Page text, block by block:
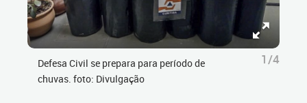
Defesa Civil se prepara para período de
chuvas. foto: Divulgação
1/4